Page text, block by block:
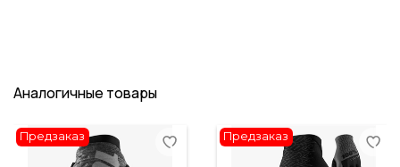
Аналогичные товары
Предзаказ Предзаказ